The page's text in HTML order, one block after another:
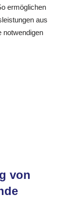
ermöglichen
aus
notwendigen
von